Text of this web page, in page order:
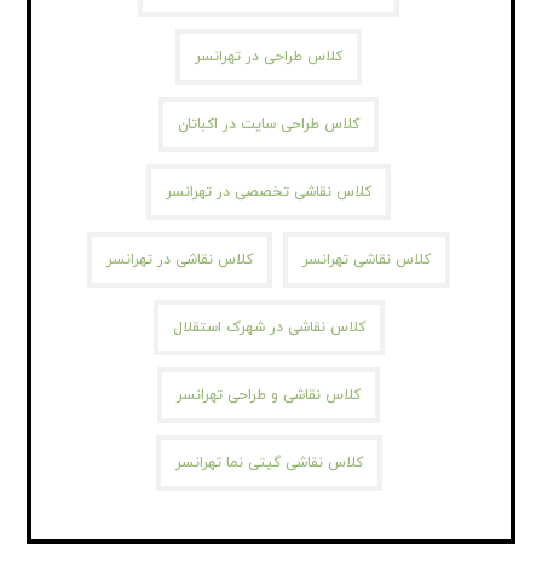
کلاس طراحی در تهرانسر
کلاس طراحی سایت در اکباتان
کلاس نقاشی تخصصی در تهرانسر
کلاس نقاشی تهرانسر کلاس نقاشی در تهرانسر
کلاس نقاشی در شهرک استقلال
کلاس نقاشی و طراحی تهرانسر
کلاس نقاشی گیتی نما تهرانسر